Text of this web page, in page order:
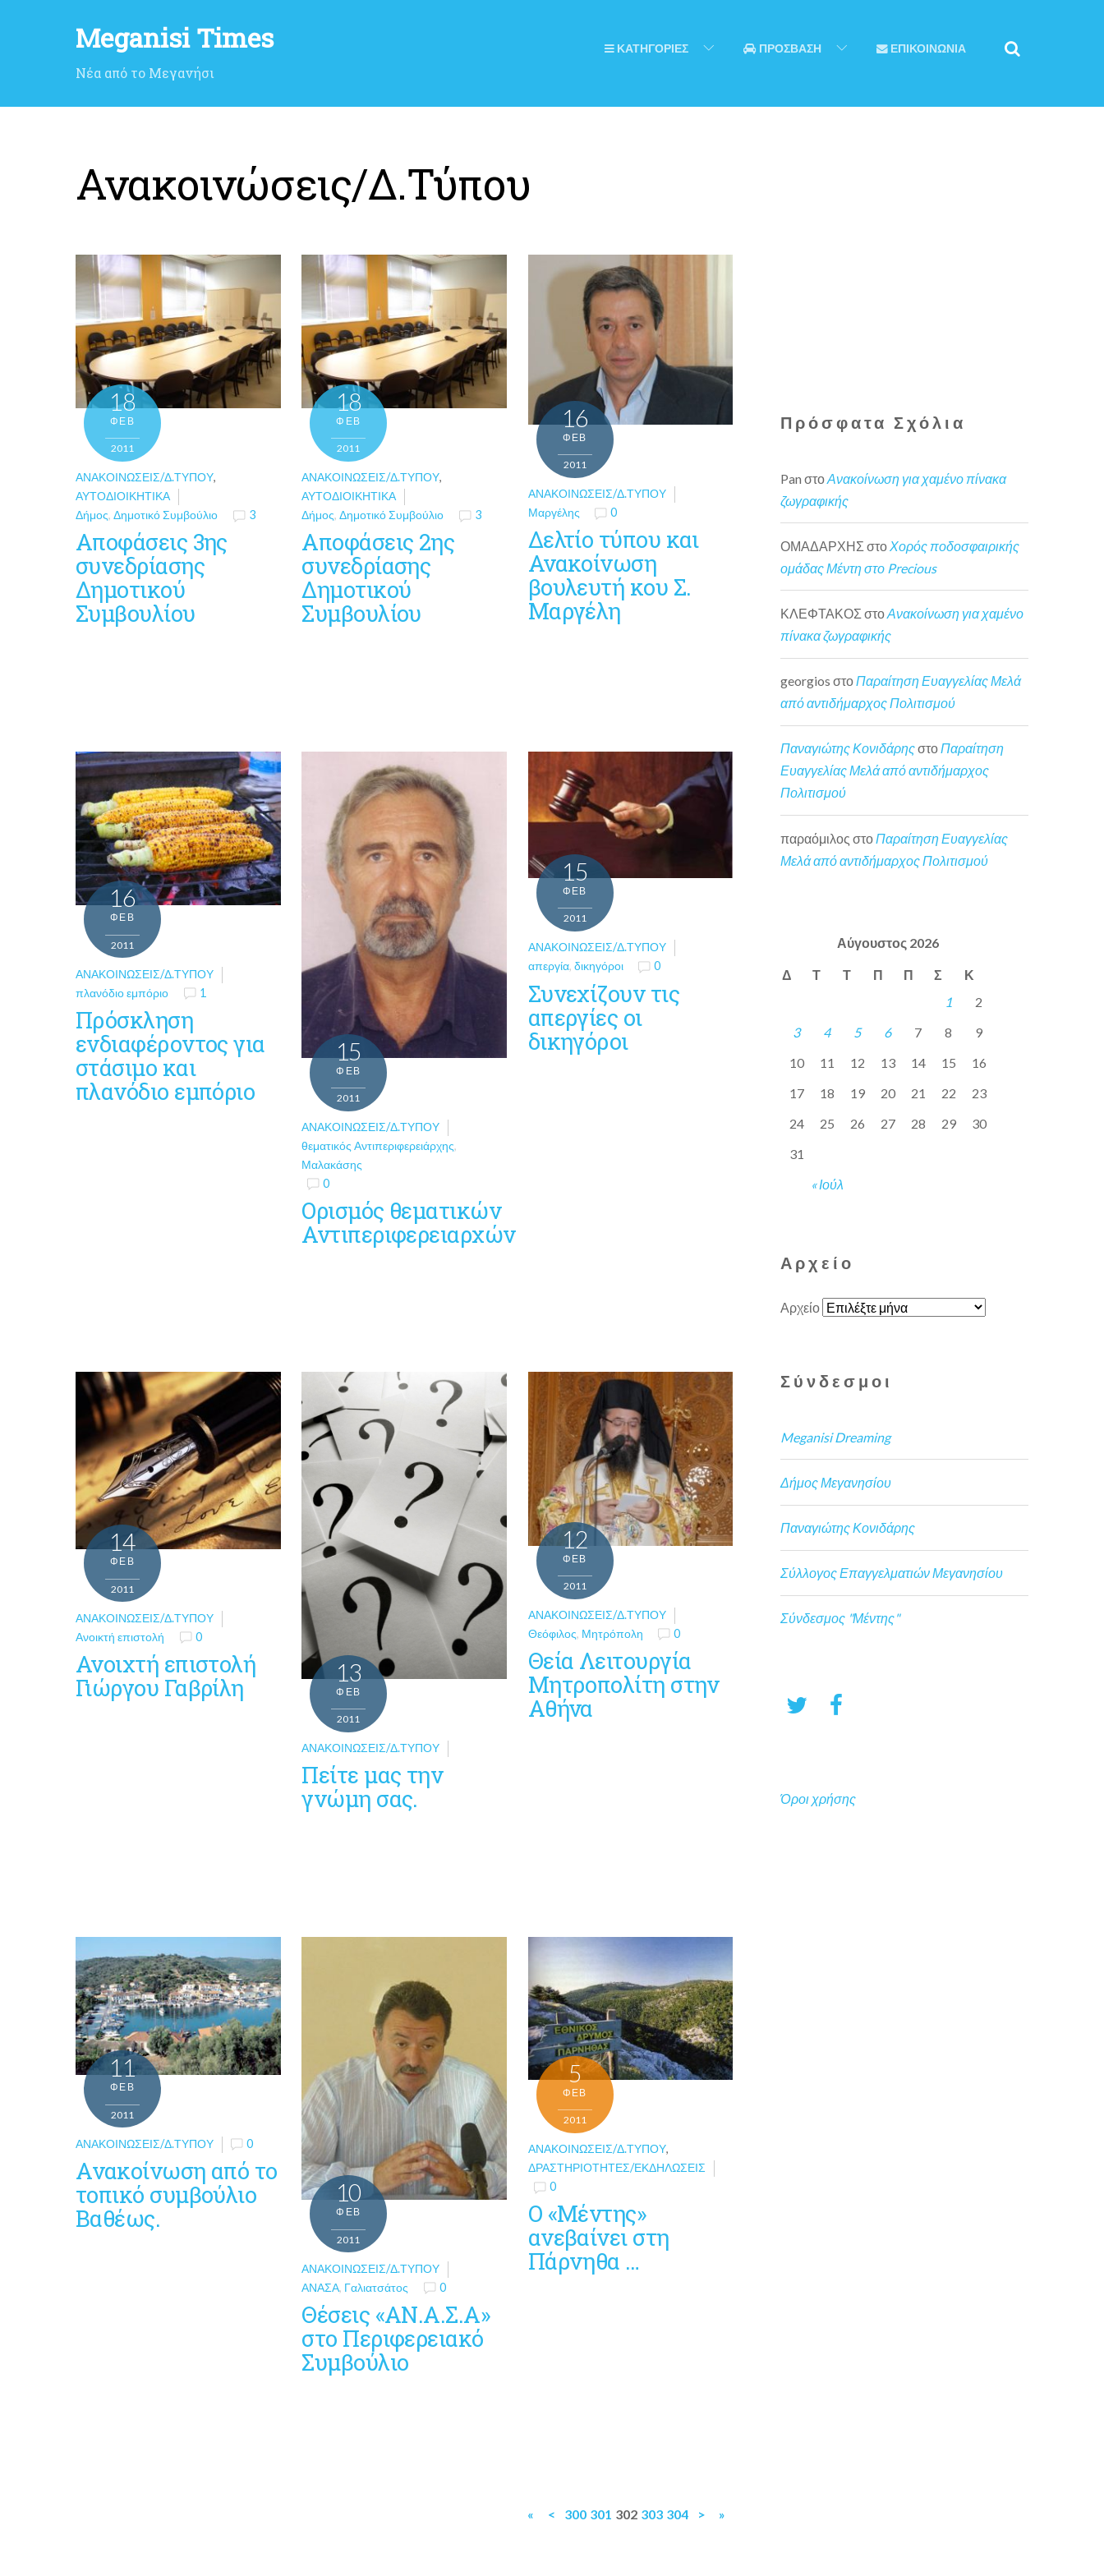
Meganisi Times
Νέα από το Μεγανήσι
ΚΑΤΗΓΟΡΙΕΣ ΠΡΟΣΒΑΣΗ ΕΠΙΚΟΙΝΩΝΙΑ
Ανακοινώσεις/Δ.Τύπου
18
ΦΕΒ
2011
ΑΝΑΚΟΙΝΏΣΕΙΣ/Δ.ΤΎΠΟΥ,
ΑΥΤΟΔΙΟΙΚΗΤΙΚΆ
Δήμος, Δημοτικό Συμβούλιο 3
Αποφάσεις 3ης
συνεδρίασης
Δημοτικού
Συμβουλίου
18
ΦΕΒ
2011
ΑΝΑΚΟΙΝΏΣΕΙΣ/Δ.ΤΎΠΟΥ,
ΑΥΤΟΔΙΟΙΚΗΤΙΚΆ
Δήμος,Δημοτικό Συμβούλιο 3
Αποφάσεις 2ης
συνεδρίασης
Δημοτικού
Συμβουλίου
16
ΦΕΒ
2011
ΑΝΑΚΟΙΝΏΣΕΙΣ/Δ.ΤΎΠΟΥ
Μαργέλης
0
Δελτίο τύπου και
Ανακοίνωση
βουλευτή κου Σ.
Μαργέλη
16
ΦΕΒ
2011
ΑΝΑΚΟΙΝΏΣΕΙΣ/Δ.ΤΎΠΟΥ
πλανόδιο εμπόριο
1
Πρόσκληση
ενδιαφέροντος για
στάσιμο και
πλανόδιο εμπόριο
15
ΦΕΒ
2011
ΑΝΑΚΟΙΝΏΣΕΙΣ/Δ.ΤΎΠΟΥ
θεματικός Αντιπεριφερειάρχης,
Μαλακάσης
0
Ορισμός θεματικών
Αντιπεριφερειαρχών
15
ΦΕΒ
2011
ΑΝΑΚΟΙΝΏΣΕΙΣ/Δ.ΤΎΠΟΥ
απεργία, δικηγόροι 0
Συνεχίζουν τις
απεργίες οι
δικηγόροι
14
ΦΕΒ
2011
ΑΝΑΚΟΙΝΏΣΕΙΣ/Δ.ΤΎΠΟΥ
Ανοικτή επιστολή
0
Ανοιχτή επιστολή
Γιώργου Γαβρίλη
13
ΦΕΒ
2011
ΑΝΑΚΟΙΝΏΣΕΙΣ/Δ.ΤΎΠΟΥ
Πείτε μας την
γνώμη σας.
12
ΦΕΒ
2011
ΑΝΑΚΟΙΝΏΣΕΙΣ/Δ.ΤΎΠΟΥ
Θεόφιλος, Μητρόπολη 0
Θεία Λειτουργία
Μητροπολίτη στην
Αθήνα
11
ΦΕΒ
2011
ΑΝΑΚΟΙΝΏΣΕΙΣ/Δ.ΤΎΠΟΥ 0
Aνακοίνωση από το
τοπικό συμβούλιο
Βαθέως.
10
ΦΕΒ
2011
ΑΝΑΚΟΙΝΏΣΕΙΣ/Δ.ΤΎΠΟΥ
ΑΝΑΣΑ, Γαλιατσάτος 0
Θέσεις «ΑΝ.Α.Σ.Α»
στο Περιφερειακό
Συμβούλιο
5
ΦΕΒ
2011
ΑΝΑΚΟΙΝΏΣΕΙΣ/Δ.ΤΎΠΟΥ,
ΔΡΑΣΤΗΡΙΌΤΗΤΕΣ/ΕΚΔΗΛΏΣΕΙΣ
0
Ο «Μέντης»
ανεβαίνει στη
Πάρνηθα …
« < 300 301 302 303 304 > »
Πρόσφατα Σχόλια
Pan στοΑνακοίνωση για χαμένο πίνακα
ζωγραφικής
ΟΜΑΔΑΡΧΗΣ στο Χορός ποδοσφαιρικής
ομάδας Μέντη στο Precious
ΚΛΕΦΤΑΚΟΣ στοΑνακοίνωση για χαμένο
πίνακα ζωγραφικής
georgios στοΠαραίτηση Ευαγγελίας Μελά
από αντιδήμαρχος Πολιτισμού
Παναγιώτης ΚονιδάρηςστοΠαραίτηση
Ευαγγελίας Μελά από αντιδήμαρχος
Πολιτισμού
παραόμιλος στο Παραίτηση Ευαγγελίας
Μελά από αντιδήμαρχος Πολιτισμού
Αύγουστος 2026
Δ Τ Τ Π Π Σ Κ
« Ιούλ
1
2
3
4 5 6 7 8
9
10
11 12 13 14 15
16
17
18 19 20 21 22
23
24
25 26 27 28 29
30
31
Αρχείο
Αρχείο
Σύνδεσμοι
Meganisi Dreaming
Δήμος Μεγανησίου
Παναγιώτης Κονιδάρης
Σύλλογος Επαγγελματιών Μεγανησίου
Σύνδεσμος "Μέντης"
Όροι χρήσης